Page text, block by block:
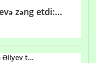
zəng etdi:...
Əliyev t...